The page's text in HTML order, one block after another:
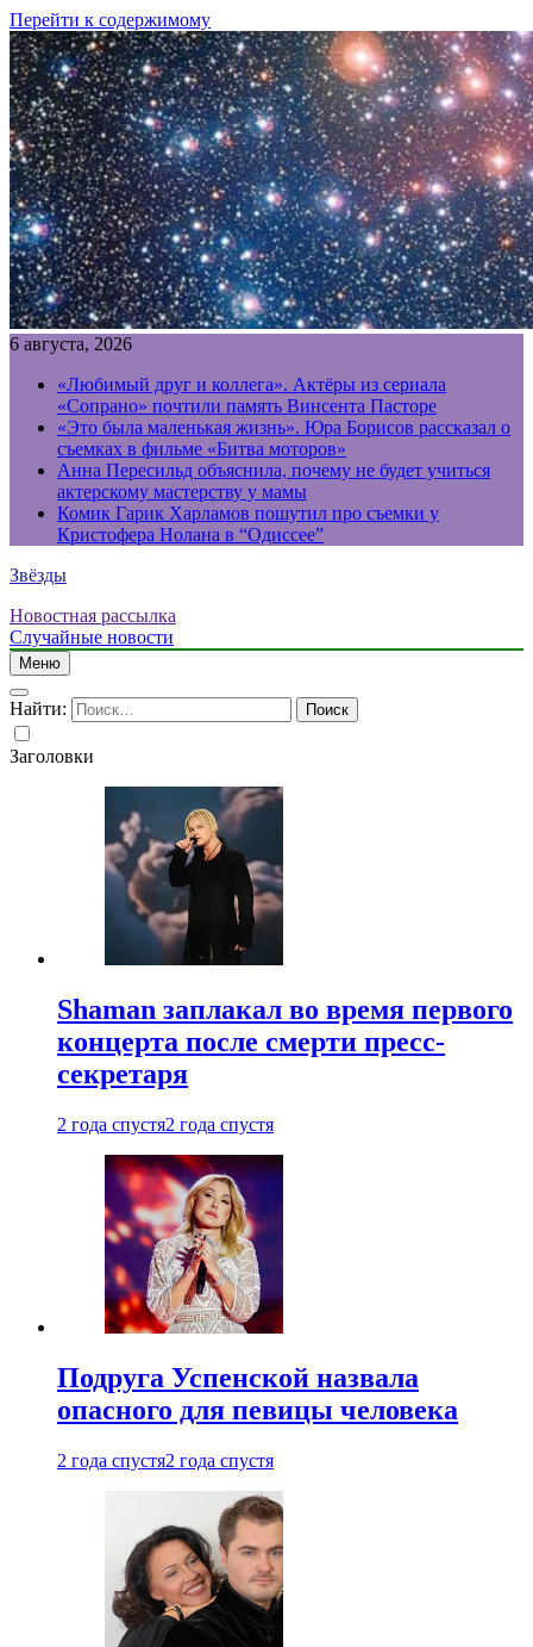
Перейти к содержимому
6 августа, 2026
«Любимый друг и коллега». Актёры из сериала
«Сопрано» почтили память Винсента Пасторе
«Это была маленькая жизнь». Юра Борисов рассказал о
съемках в фильме «Битва моторов»
Анна Пересильд объяснила, почему не будет учиться
актерскому мастерству у мамы
Комик Гарик Харламов пошутил про съемки у
Кристофера Нолана в “Одиссее”
Звёзды
Новостная рассылка
Случайные новости
Меню
Найти:
Заголовки
Shaman заплакал во время первого
концерта после смерти пресс-
секретаря
2 года спустя2 года спустя
Подруга Успенской назвала
опасного для певицы человека
2 года спустя2 года спустя